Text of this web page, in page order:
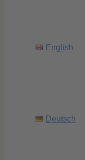
English
Deutsch